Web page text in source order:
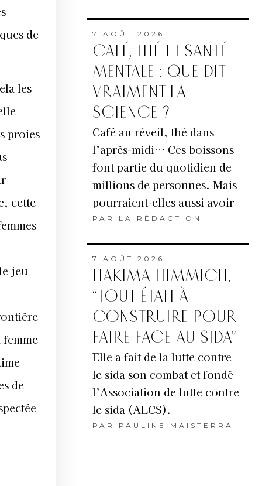
de
les
proies
cette
jeu
de
7 AOÛT 2026
CAFÉ, THÉ ET SANTÉ
MENTALE : QUE DIT
VRAIMENT LA
SCIENCE ?
Café au réveil, thé dans
l’après-midi… Ces boissons
font partie du quotidien de
millions de personnes. Mais
pourraient-elles aussi avoir
PAR LA RÉDACTION
7 AOÛT 2026
HAKIMA HIMMICH,
“TOUT ÉTAIT À
CONSTRUIRE POUR
FAIRE FACE AU SIDA”
Elle a fait de la lutte contre
le sida son combat et fondé
l’Association de lutte contre
le sida (ALCS).
PAR PAULINE MAISTERRA